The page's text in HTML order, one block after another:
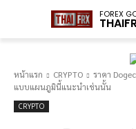
FOREX
หน้าแรก CRYPTO
ราคา
แบบแผนภูมินี้แนะนำเช่นนั้น
CRYPTO